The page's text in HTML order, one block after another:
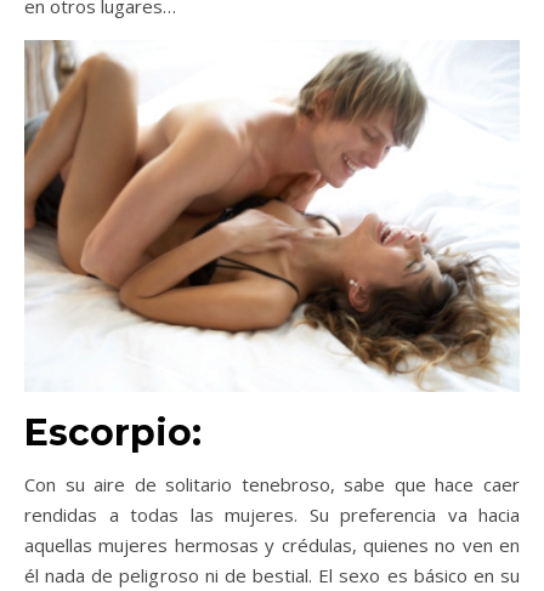
en otros lugares…
Escorpio:
Con su aire de solitario tenebroso, sabe que hace caer
rendidas a todas las mujeres. Su preferencia va hacia
aquellas mujeres hermosas y crédulas, quienes no ven en
él nada de peligroso ni de bestial. El sexo es básico en su